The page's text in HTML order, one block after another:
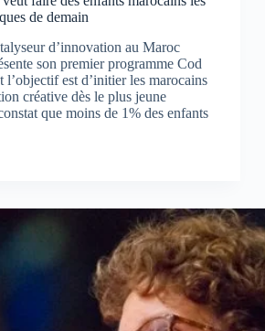
de demain
d’innovation au Maroc
son premier programme Cod
l’objectif est d’initier les marocains
créative dès le plus jeune
que moins de 1% des enfants